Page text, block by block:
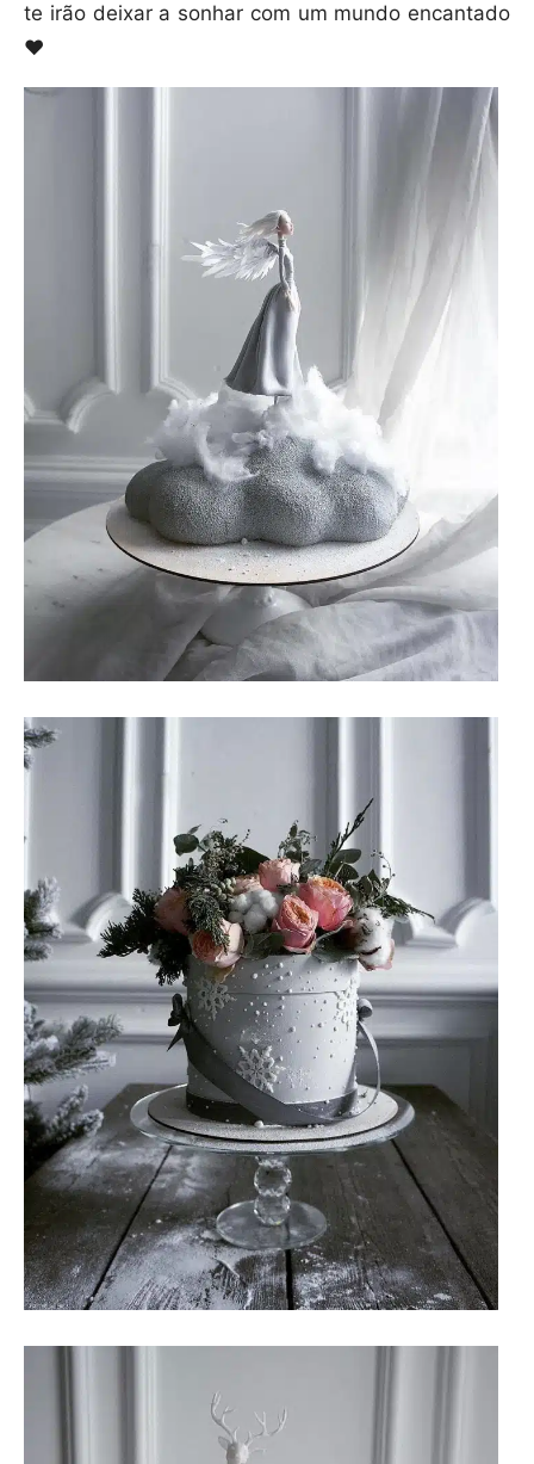
te irão deixar a sonhar com um mundo encantado
❤️